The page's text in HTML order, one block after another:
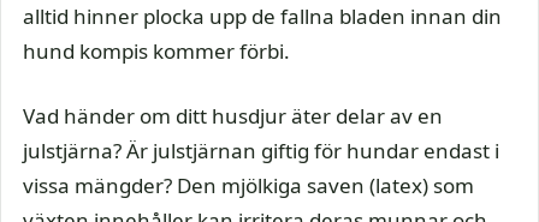
alltid hinner plocka upp de fallna bladen innan din
hund kompis kommer förbi.
Vad händer om ditt husdjur äter delar av en
julstjärna? Är julstjärnan giftig för hundar endast i
vissa mängder? Den mjölkiga saven (latex) som